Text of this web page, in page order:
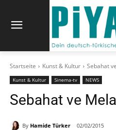
Startseite Kunst & Kultur Sebahat
Kunst & Kultur Sinema-tv NEWS
Sebahat ve
By Hamide Türker 02/02/2015